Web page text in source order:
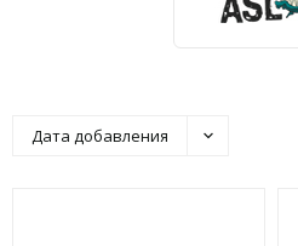
Дата добавления